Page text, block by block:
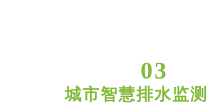
03
城市智慧排水监